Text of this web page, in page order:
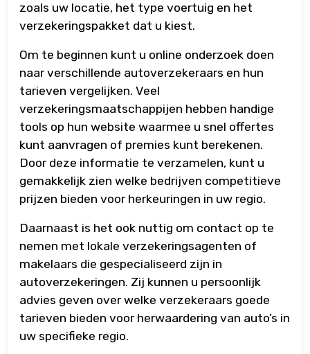
zoals uw locatie, het type voertuig en het
verzekeringspakket dat u kiest.
Om te beginnen kunt u online onderzoek doen
naar verschillende autoverzekeraars en hun
tarieven vergelijken. Veel
verzekeringsmaatschappijen hebben handige
tools op hun website waarmee u snel offertes
kunt aanvragen of premies kunt berekenen.
Door deze informatie te verzamelen, kunt u
gemakkelijk zien welke bedrijven competitieve
prijzen bieden voor herkeuringen in uw regio.
Daarnaast is het ook nuttig om contact op te
nemen met lokale verzekeringsagenten of
makelaars die gespecialiseerd zijn in
autoverzekeringen. Zij kunnen u persoonlijk
advies geven over welke verzekeraars goede
tarieven bieden voor herwaardering van auto’s in
uw specifieke regio.